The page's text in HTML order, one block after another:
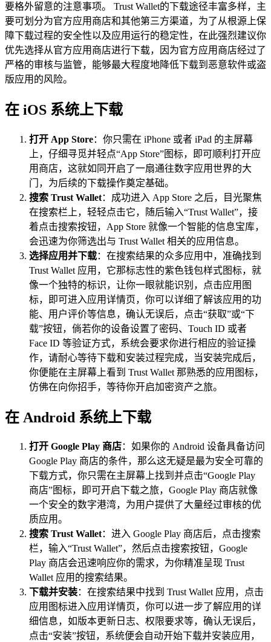
要格外留意的注意事项。 Trust Wallet的下载途径丰富多样，主
要可划分为官方应用商店和其他第三方渠道，为了从根源上保
障下载过程的安全性以及应用运行的稳定性，在此强烈建议你
优先选择从官方应用商店进行下载，因为官方应用商店经过了
严格的审核与监管，能够最大程度地降低下载到恶意软件或盗
版应用的风险。
在 iOS 系统上下载
打开 App Store：你只需在 iPhone 或者 iPad 的主屏幕
上，仔细寻觅并轻点“App Store”图标，即可顺利打开应
用商店，这就如同开启了一扇通往数字应用世界的大
门，为后续的下载操作奠定基础。
搜索 Trust Wallet：成功进入 App Store 之后，目光聚焦
在搜索栏上，轻轻点击它，随后输入“Trust Wallet”，接
着点击搜索按钮，App Store 就像一个智能的信息宝库，
会迅速为你筛选出与 Trust Wallet 相关的应用信息。
选择应用并下载：在搜索结果的众多应用中，准确找到
Trust Wallet 应用，它那标志性的紫色钱包样式图标，就
像一个独特的标识，让你一眼就能识别，点击应用图
标，即可进入应用详情页，你可以详细了解该应用的功
能、用户评价等信息，确认无误后，点击“获取”或“下
载”按钮，倘若你的设备设置了密码、Touch ID 或者
Face ID 等验证方式，系统会要求你进行相应的验证操
作，请耐心等待下载和安装过程完成，当安装完成后，
你便能在主屏幕上看到 Trust Wallet 那熟悉的应用图标，
仿佛在向你招手，等待你开启加密资产之旅。
在 Android 系统上下载
打开 Google Play 商店：如果你的 Android 设备具备访问
Google Play 商店的条件，那么这无疑是最为安全可靠的
下载方式，你只需在主屏幕上找到并点击“Google Play
商店”图标，即可开启下载之旅，Google Play 商店就像
一个安全的数字港湾，为用户提供了大量经过审核的优
质应用。
搜索 Trust Wallet：进入 Google Play 商店后，点击搜索
栏，输入“Trust Wallet”，然后点击搜索按钮，Google
Play 商店会迅速响应你的需求，为你精准呈现 Trust
Wallet 应用的搜索结果。
下载并安装：在搜索结果中找到 Trust Wallet 应用，点击
应用图标进入应用详情页，你可以进一步了解应用的详
细信息，如版本更新日志、权限要求等，确认无误后，
点击“安装”按钮，系统便会自动开始下载并安装应用，